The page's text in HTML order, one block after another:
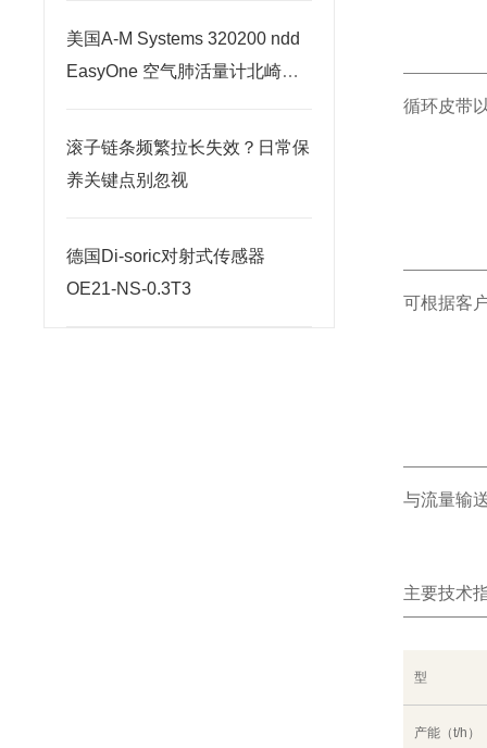
美国A-M Systems 320200 ndd
EasyOne 空气肺活量计北崎有
滚子链条频繁拉长失效？日常保
养关键点别忽视
德国Di-soric对射式传感器
OE21-NS-0.3T3
循环皮带
可根据客
与流量输
主要技术
型
产能（t/h）